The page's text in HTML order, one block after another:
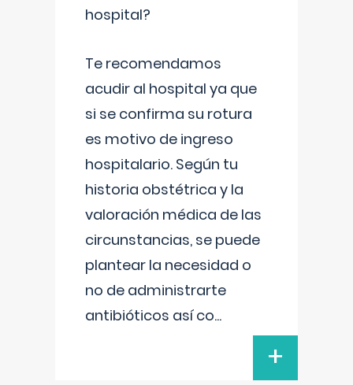
hospital?
Te recomendamos
acudir al hospital ya que
si se confirma su rotura
es motivo de ingreso
hospitalario. Según tu
historia obstétrica y la
valoración médica de las
circunstancias, se puede
plantear la necesidad o
no de administrarte
antibióticos así co...
+